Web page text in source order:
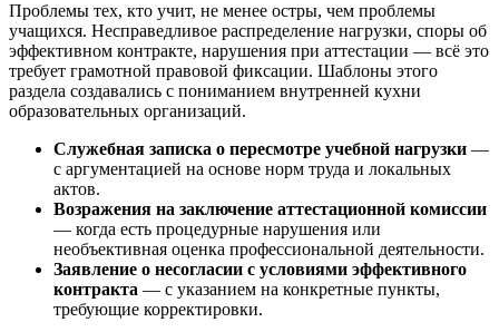
Проблемы тех, кто учит, не менее остры, чем проблемы
учащихся. Несправедливое распределение нагрузки, споры об
эффективном контракте, нарушения при аттестации — всё это
требует грамотной правовой фиксации. Шаблоны этого
раздела создавались с пониманием внутренней кухни
образовательных организаций.
Служебная записка о пересмотре учебной нагрузки —
с аргументацией на основе норм труда и локальных
актов.
Возражения на заключение аттестационной комиссии
— когда есть процедурные нарушения или
необъективная оценка профессиональной деятельности.
Заявление о несогласии с условиями эффективного
контракта — с указанием на конкретные пункты,
требующие корректировки.